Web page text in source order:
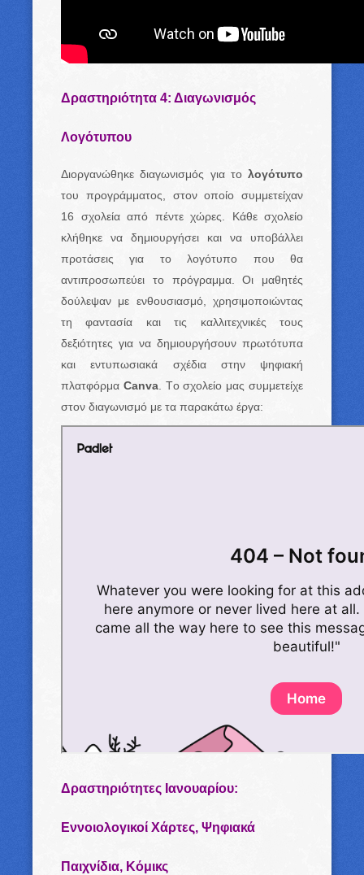
Δραστηριότητα 4: Διαγωνισμός
Λογότυπου
Διοργανώθηκε διαγωνισμός για το λογότυπο
του προγράμματος, στον οποίο συμμετείχαν
16 σχολεία από πέντε χώρες. Κάθε σχολείο
κλήθηκε να δημιουργήσει και να υποβάλλει
προτάσεις για το λογότυπο που θα
αντιπροσωπεύει το πρόγραμμα. Οι μαθητές
δούλεψαν με ενθουσιασμό, χρησιμοποιώντας
τη φαντασία και τις καλλιτεχνικές τους
δεξιότητες για να δημιουργήσουν πρωτότυπα
και εντυπωσιακά σχέδια στην ψηφιακή
πλατφόρμα Canva. Tο σχολείο μας συμμετείχε
στον διαγωνισμό με τα παρακάτω έργα:
Δραστηριότητες Ιανουαρίου:
Εννοιολογικοί Χάρτες, Ψηφιακά
Παιχνίδια, Κόμικς